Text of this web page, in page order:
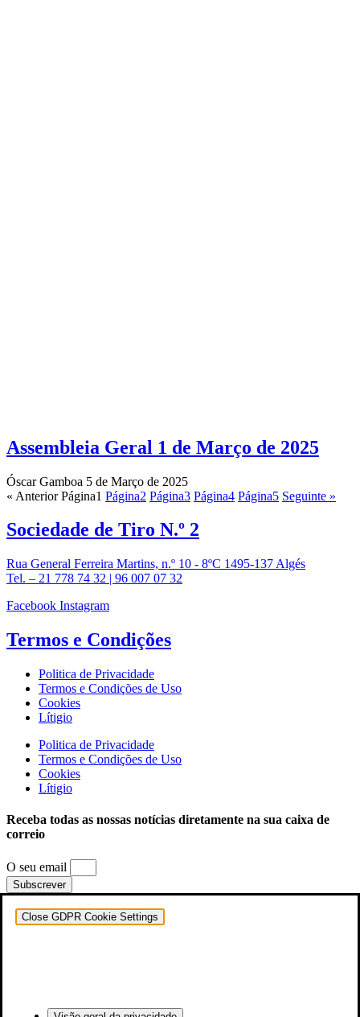
Assembleia Geral 1 de Março de 2025
Óscar Gamboa 5 de Março de 2025
« Anterior Página1 Página2 Página3 Página4 Página5 Seguinte »
Sociedade de Tiro N.º 2
Rua General Ferreira Martins, n.º 10 - 8ºC 1495-137 Algés
Tel. – 21 778 74 32 | 96 007 07 32
Facebook Instagram
Termos e Condições
Politica de Privacidade
Termos e Condições de Uso
Cookies
Lítigio
Politica de Privacidade
Termos e Condições de Uso
Cookies
Lítigio
Receba todas as nossas notícias diretamente na sua caixa de
correio
O seu email
Subscrever
Close GDPR Cookie Settings